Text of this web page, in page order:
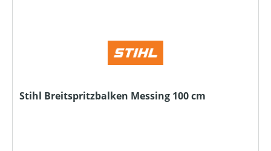
Stihl Breitspritzbalken Messing 100 cm